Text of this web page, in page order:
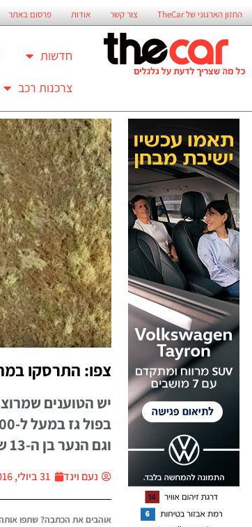
החזון הארגוני של TheCar צור קשר אודות פרסום באתר
חדשות
צרכנות רכב
צפו: התרסקו במהירות של
יש הטוענים
וגם הנער בן ה-13 שכבר סימן "וי" על נהיגה בפול גז בבוגאטי ויירון
נעם וינד 31 ביולי, 2016
אוהבים את הכתבה? שתפו